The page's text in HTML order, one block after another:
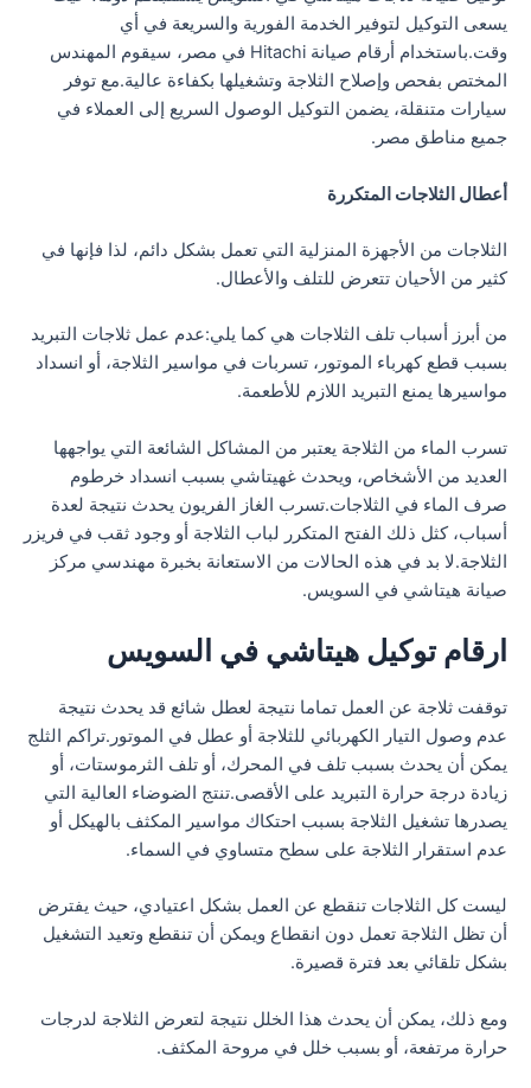
يسعى التوكيل لتوفير الخدمة الفورية والسريعة في أي
وقت.باستخدام أرقام صيانة Hitachi في مصر، سيقوم المهندس
المختص بفحص وإصلاح الثلاجة وتشغيلها بكفاءة عالية.مع توفر
سيارات متنقلة، يضمن التوكيل الوصول السريع إلى العملاء في
جميع مناطق مصر.
أعطال الثلاجات المتكررة
الثلاجات من الأجهزة المنزلية التي تعمل بشكل دائم، لذا فإنها في
كثير من الأحيان تتعرض للتلف والأعطال.
من أبرز أسباب تلف الثلاجات هي كما يلي:عدم عمل ثلاجات التبريد
بسبب قطع كهرباء الموتور، تسربات في مواسير الثلاجة، أو انسداد
مواسيرها يمنع التبريد اللازم للأطعمة.
تسرب الماء من الثلاجة يعتبر من المشاكل الشائعة التي يواجهها
العديد من الأشخاص، ويحدث غهيتاشي بسبب انسداد خرطوم
صرف الماء في الثلاجات.تسرب الغاز الفريون يحدث نتيجة لعدة
أسباب، كثل ذلك الفتح المتكرر لباب الثلاجة أو وجود ثقب في فريزر
الثلاجة.لا بد في هذه الحالات من الاستعانة بخبرة مهندسي مركز
صيانة هيتاشي في السويس.
ارقام توكيل هيتاشي في السويس
توقفت ثلاجة عن العمل تماما نتيجة لعطل شائع قد يحدث نتيجة
عدم وصول التيار الكهربائي للثلاجة أو عطل في الموتور.تراكم الثلج
يمكن أن يحدث بسبب تلف في المحرك، أو تلف الثرموستات، أو
زيادة درجة حرارة التبريد على الأقصى.تنتج الضوضاء العالية التي
يصدرها تشغيل الثلاجة بسبب احتكاك مواسير المكثف بالهيكل أو
عدم استقرار الثلاجة على سطح متساوي في السماء.
ليست كل الثلاجات تنقطع عن العمل بشكل اعتيادي، حيث يفترض
أن تظل الثلاجة تعمل دون انقطاع ويمكن أن تنقطع وتعيد التشغيل
بشكل تلقائي بعد فترة قصيرة.
ومع ذلك، يمكن أن يحدث هذا الخلل نتيجة لتعرض الثلاجة لدرجات
حرارة مرتفعة، أو بسبب خلل في مروحة المكثف.